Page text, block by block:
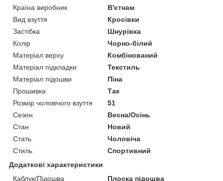
Країна виробник
В'єтнам
Вид взуття
Кросівки
Застібка
Шнурівка
Колір
Чорно-білий
Матеріал верху
Комбінований
Матеріал підкладки
Текстиль
Матеріал підошви
Піна
Прошивка
Так
Розмір чоловічого взуття
51
Сезон
Весна/Осінь
Стан
Новий
Стать
Чоловіча
Стиль
Спортивний
Додаткові характеристики
Каблук/Підошва
Плоска підошва